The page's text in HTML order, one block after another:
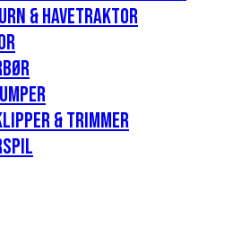
& havetraktor
& Trimmer